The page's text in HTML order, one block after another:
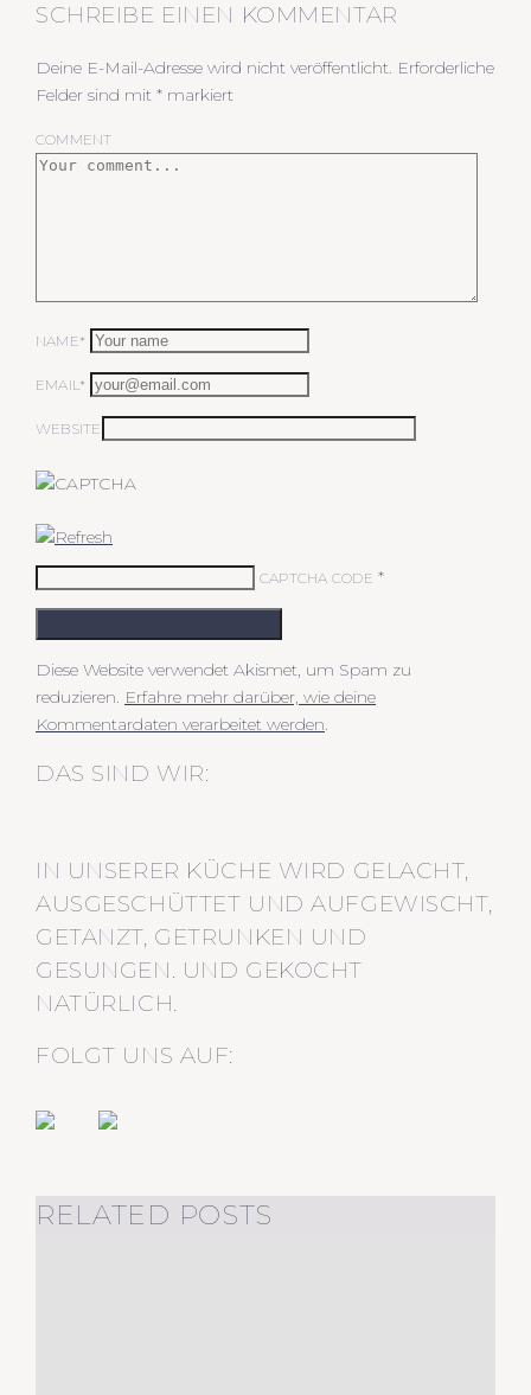
SCHREIBE EINEN KOMMENTAR
Deine E-Mail-Adresse wird nicht veröffentlicht. Erforderliche
Felder sind mit * markiert
COMMENT
NAME*
EMAIL*
WEBSITE
CAPTCHA CODE *
Diese Website verwendet Akismet, um Spam zu
reduzieren. Erfahre mehr darüber, wie deine
Kommentardaten verarbeitet werden.
DAS SIND WIR:
IN UNSERER KÜCHE WIRD GELACHT,
AUSGESCHÜTTET UND AUFGEWISCHT,
GETANZT, GETRUNKEN UND
GESUNGEN. UND GEKOCHT
NATÜRLICH.
FOLGT UNS AUF:
RELATED POSTS